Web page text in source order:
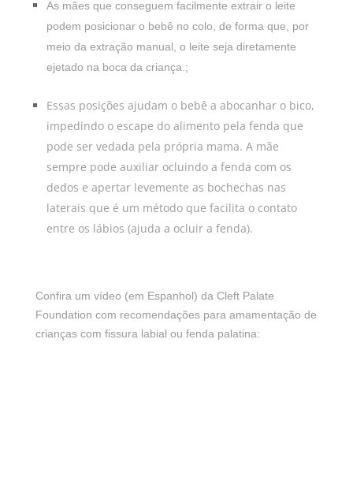
As mães que conseguem facilmente extrair o leite
podem posicionar o bebê no colo, de forma que, por
meio da extração manual, o leite seja diretamente
ejetado na boca da criança.;
Essas posições ajudam o bebê a abocanhar o bico,
impedindo o escape do alimento pela fenda que
pode ser vedada pela própria mama. A mãe
sempre pode auxiliar ocluindo a fenda com os
dedos e apertar levemente as bochechas nas
laterais que é um método que facilita o contato
entre os lábios (ajuda a ocluir a fenda).
Confira um vídeo (em Espanhol) da Cleft Palate
Foundation com recomendações para amamentação de
crianças com fissura labial ou fenda palatina: